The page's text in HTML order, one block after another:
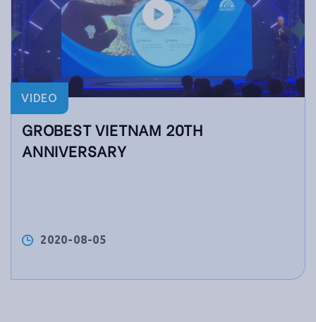
VIDEO
GROBEST VIETNAM 20TH
ANNIVERSARY
2020-08-05